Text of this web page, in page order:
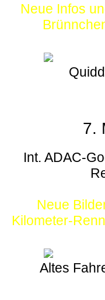
Neue Infos
7.
Int. ADAC-
Neue
Kilometer-
Altes